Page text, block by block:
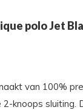
polo Jet
van 100%
knoops sluiting.